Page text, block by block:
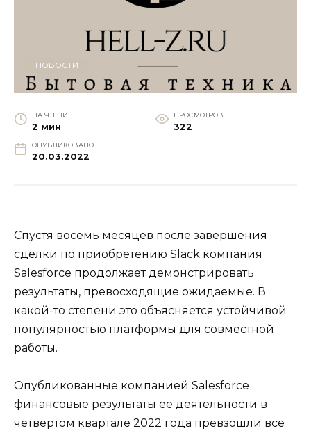
НОВОСТИ
НА ЧТЕНИЕ
2 мин
ПРОСМОТРОВ
322
ОПУБЛИКОВАНО
20.03.2022
Спустя восемь месяцев после завершения
сделки по приобретению Slack компания
Salesforce продолжает демонстрировать
результаты, превосходящие ожидаемые. В
какой-то степени это объясняется устойчивой
популярностью платформы для совместной
работы.
Опубликованные компанией Salesforce
финансовые результаты ее деятельности в
четвертом квартале 2022 года превзошли все